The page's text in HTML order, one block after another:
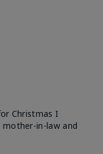
Christmas I
in-law and